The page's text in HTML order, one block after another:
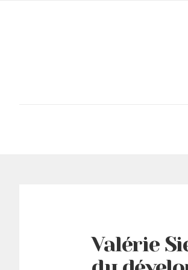
Valérie